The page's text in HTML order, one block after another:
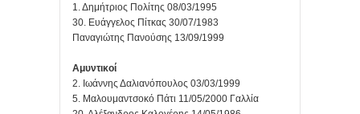
1. Δημήτριος Πολίτης 08/03/1995
30. Ευάγγελος Πίτκας 30/07/1983
Παναγιώτης Πανούσης 13/09/1999
Αμυντικοί
2. Ιωάννης Δαλιανόπουλος 03/03/1999
5. Μαλουμαντσοκό Πάτι 11/05/2000 Γαλλία